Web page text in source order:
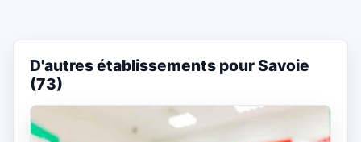
D'autres établissements pour Savoie
(73)